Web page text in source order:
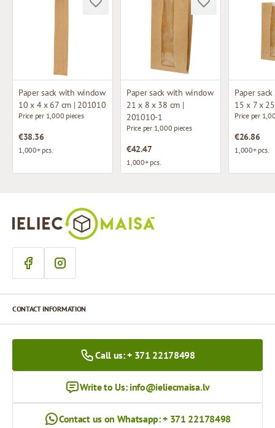
Paper sack with window
10 x 4 x 67 cm | 201010
Price per 1,000 pieces
€38.36
1,000+ pcs.
Paper sack with window
21 x 8 x 38 cm |
201010-1
Price per 1,000 pieces
€42.47
1,000+ pcs.
Paper
15 x 7 x
Price per
€26.86
1,000+ pcs.
CONTACT INFORMATION
Call us: + 371 22178498
Write to Us: info@ieliecmaisa.lv
Contact us on Whatsapp: + 371 22178498